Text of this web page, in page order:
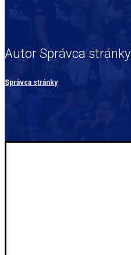
Autor Správca stránky
Správca stránky